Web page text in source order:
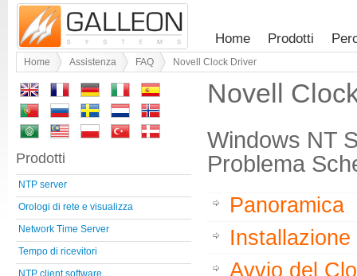
Home Prodotti
Home Assistenza FAQ Novell Clock Driver
Novell
Windows NT
Problema
Panoramica
Avvio del
Prodotti
NTP server
Orologi di rete e visualizza
Network Time Server
Tempo di ricevitori